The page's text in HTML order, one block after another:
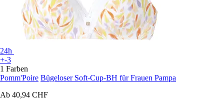
24h
+-3
1 Farben
Pomm'Poire Bügeloser Soft-Cup-BH für Frauen Pampa
Ab 40,94 CHF